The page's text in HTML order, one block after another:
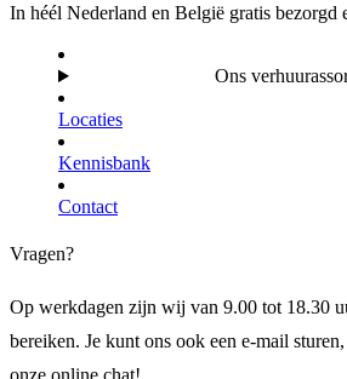
In héél Nederland en België gratis bezorgd
Ons
Locaties
Kennisbank
Contact
Vragen?
Op werkdagen zijn wij van 9.00 tot 18.30
bereiken. Je kunt ons ook een e-mail
onze online chat!